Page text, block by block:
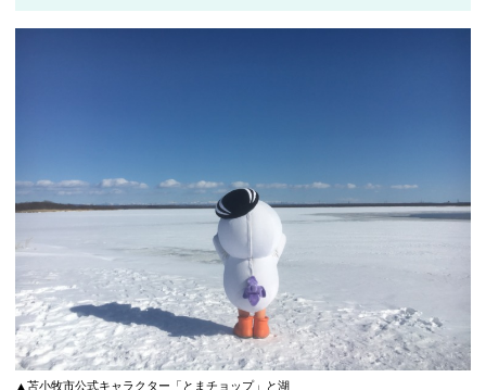
▲苫小牧市公式キャラクター「とまチョップ」と湖